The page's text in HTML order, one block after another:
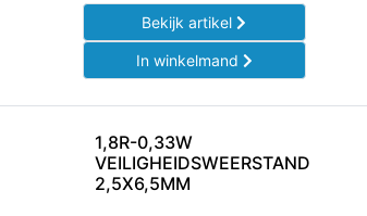
Bekijk artikel
In winkelmand
1,8R-0,33W
VEILIGHEIDSWEERSTAND
2,5X6,5MM